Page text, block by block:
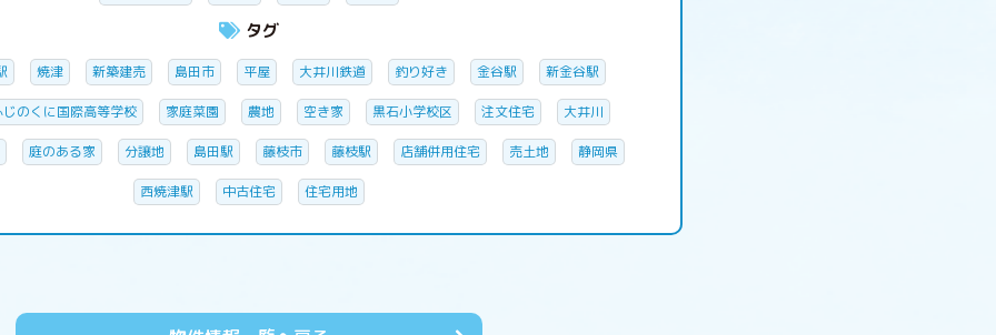
タグ
焼津 新築建売 島田市 平屋 大井川鉄道 釣り好き 金谷駅 新金谷駅
じのくに国際高等学校 家庭菜園 農地 空き家 黒石小学校区 注文住宅 大井川
庭のある家 分譲地 島田駅 藤枝市 藤枝駅 店舗併用住宅 売土地 静岡県
西焼津駅 中古住宅 住宅用地